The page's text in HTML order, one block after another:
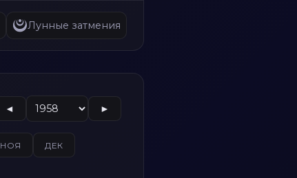
Лунные затмения
◄ ►
НОЯ ДЕК